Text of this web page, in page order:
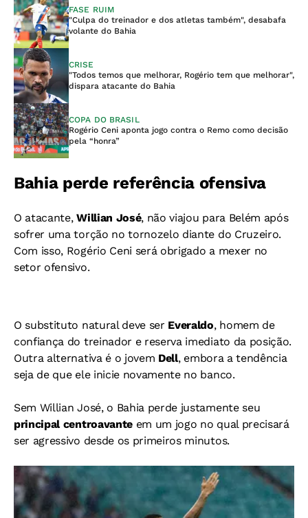
FASE RUIM
"Culpa do treinador e dos atletas também", desabafa
volante do Bahia
CRISE
"Todos temos que melhorar, Rogério tem que melhorar",
dispara atacante do Bahia
COPA DO BRASIL
Rogério Ceni aponta jogo contra o Remo como decisão
pela “honra”
Bahia perde referência ofensiva
O atacante,Willian José, não viajou para Belém após
sofrer uma torção no tornozelo diante do Cruzeiro.
Com isso, Rogério Ceni será obrigado a mexer no
setor ofensivo.
O substituto natural deve ser Everaldo, homem de
confiança do treinador e reserva imediato da posição.
Outra alternativa é o jovem Dell, embora a tendência
seja de que ele inicie novamente no banco.
Sem Willian José, o Bahia perde justamente seu
principal centroavanteem um jogo no qual precisará
ser agressivo desde os primeiros minutos.